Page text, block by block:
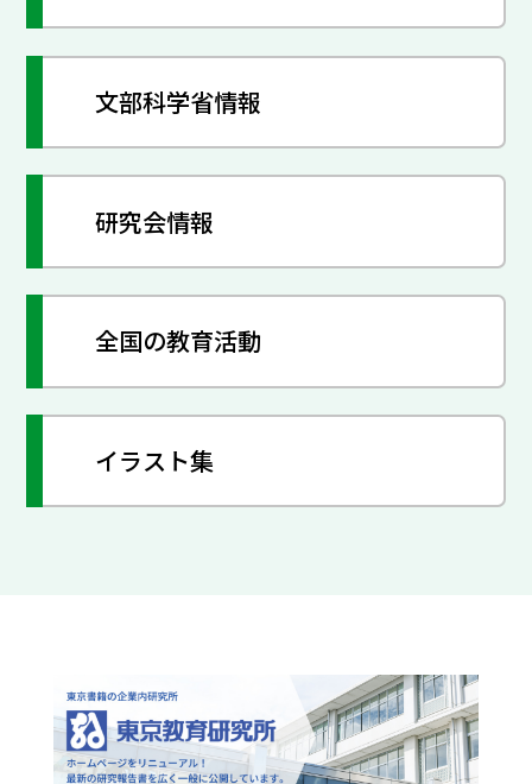
文部科学省情報
研究会情報
全国の教育活動
イラスト集